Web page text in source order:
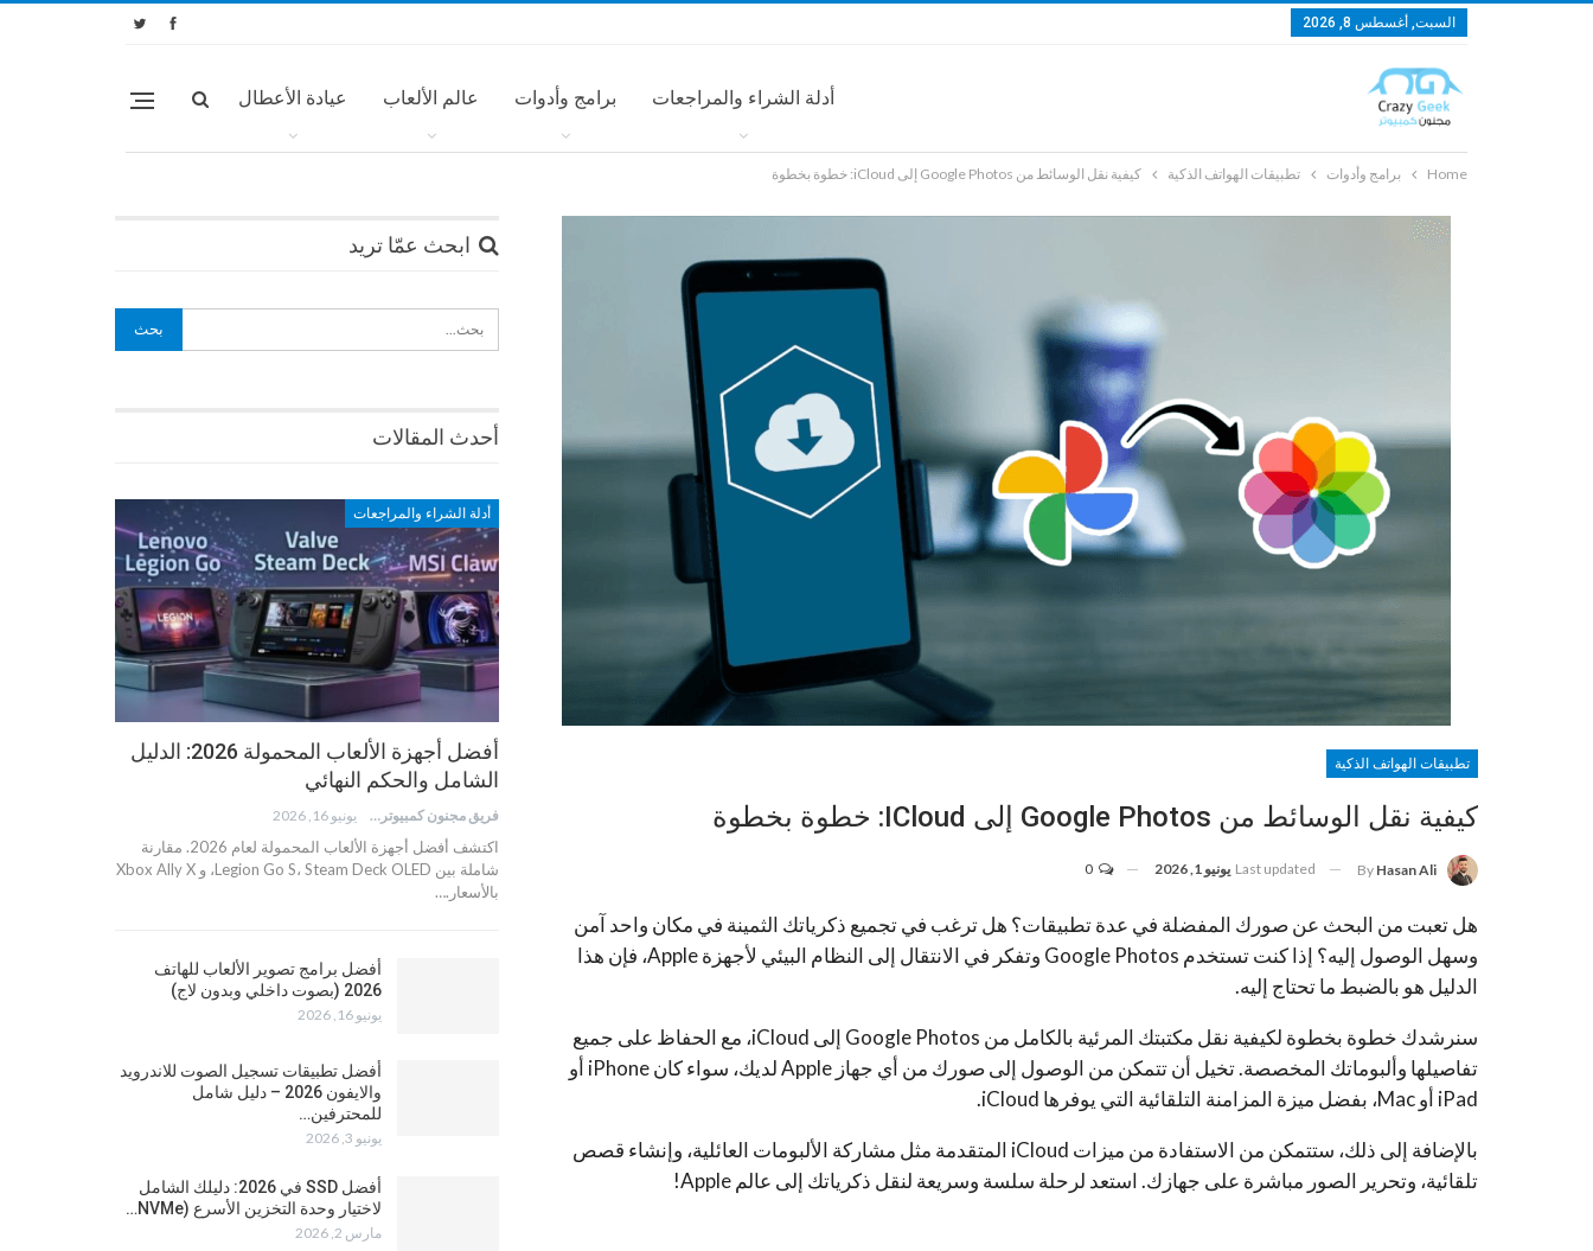
السبت, أغسطس 8, 2026
أدلة الشراء والمراجعات برامج وأدوات عالم الألعاب عيادة الأعطال
Home برامج وأدوات تطبيقات الهواتف الذكية كيفية نقل الوسائط من Google Photos إلى iCloud: خطوة بخطوة
تطبيقات الهواتف الذكية
كيفية نقل الوسائط من Google Photos إلى ICloud: خطوة بخطوة
By Hasan Ali
Last updated يونيو 1, 2026
هل تعبت من البحث عن صورك المفضلة في عدة تطبيقات؟ هل ترغب في تجميع ذكرياتك الثمينة في مكان واحد آمن
وسهل الوصول إليه؟ إذا كنت تستخدم Google Photos وتفكر في الانتقال إلى النظام البيئي لأجهزة Apple، فإن هذا
الدليل هو بالضبط ما تحتاج إليه.
سنرشدك خطوة بخطوة لكيفية نقل مكتبتك المرئية بالكامل من Google Photos إلى iCloud، مع الحفاظ على جميع
تفاصيلها وألبوماتك المخصصة. تخيل أن تتمكن من الوصول إلى صورك من أي جهاز Apple لديك، سواء كان iPhone أو
iPad أو Mac، بفضل ميزة المزامنة التلقائية التي يوفرها iCloud.
بالإضافة إلى ذلك، ستتمكن من الاستفادة من ميزات iCloud المتقدمة مثل مشاركة الألبومات العائلية، وإنشاء قصص
تلقائية، وتحرير الصور مباشرة على جهازك. استعد لرحلة سلسة وسريعة لنقل ذكرياتك إلى عالم Apple!
ابحث عمّا تريد
أحدث المقالات
أدلة الشراء والمراجعات
أفضل أجهزة الألعاب المحمولة 2026: الدليل
الشامل والحكم النهائي
فريق مجنون كمبيوتر يونيو 16, 2026
اكتشف أفضل أجهزة الألعاب المحمولة لعام 2026. مقارنة
شاملة بين Legion Go S، Steam Deck OLED، و Xbox Ally X
بالأسعار.…
أفضل برامج تصوير الألعاب للهاتف
2026 (بصوت داخلي وبدون لاج)
يونيو 16, 2026
أفضل تطبيقات تسجيل الصوت للاندرويد
والايفون 2026 – دليل شامل
للمحترفين…
يونيو 3, 2026
أفضل SSD في 2026: دليلك الشامل
لاختيار وحدة التخزين الأسرع (NVMe…
مارس 2, 2026